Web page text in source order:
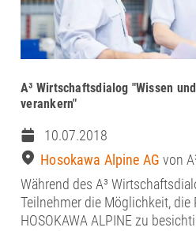
A³ Wirtschaftsdialog "Wissen
verankern"
10.07.2018
Hosokawa Alpine AG von
Während des A³
Teilnehmer die Möglichkeit,
HOSOKAWA ALPINE zu